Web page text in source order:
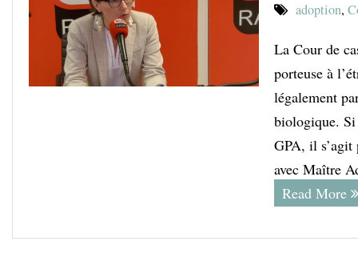
adoption,
La Cour de
porteuse à
légalement
biologique. Si
GPA, il s’agit
avec Maître
Read More